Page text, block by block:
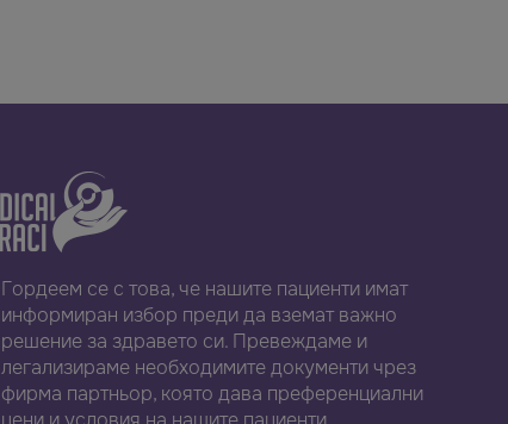
Гордеем се с това, че нашите пациенти имат
информиран избор преди да вземат важно
решение за здравето си. Превеждаме и
легализираме необходимите документи чрез
фирма партньор, която дава преференциални